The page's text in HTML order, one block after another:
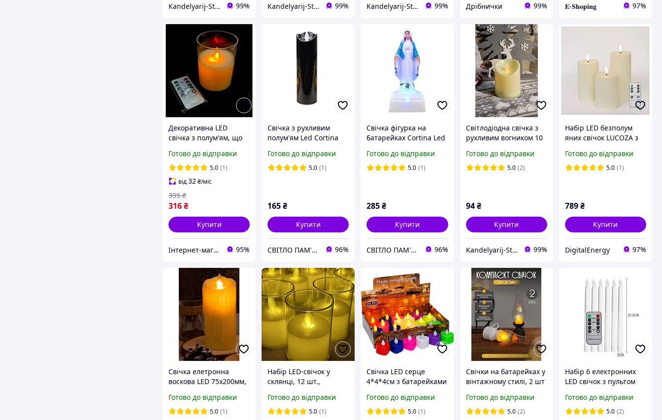
Kandelyarij-Store 99% Kandelyarij-Store 99% Kandelyarij-Store 99% Дрібнички 99% 𝐄-𝐒𝐡𝐨𝐩𝐢𝐧𝐠 97%
Декоративна LED
свічка з полум'ям, що
на пульті управління
Готово до відправки
5.0 (1)
від32₴/міс
316₴
395 ₴
Купити
Інтернет-магазин Megusta 95%
Свічка з рухливим
полум'ям Led Cortina
Готово до відправки
5.0 (1)
165₴
Купити
СВІТЛО ПАМ'ЯТІ 96%
Свічка фігурка на
батарейках Cortina Led
18см
Готово до відправки
5.0 (1)
285₴
Купити
СВІТЛО ПАМ'ЯТІ 96%
Світлодіодна свічка з
рухливим вогником 10
Готово до відправки
5.0 (2)
94 ₴
Купити
Kandelyarij-Store 99%
Набір LED безполум
яних свічок LUCOZA з
шт (10 / 12,5 / 15 см)
Готово до відправки
5.0 (1)
789₴
Купити
DigitalEnergy 97%
Свічка елетронна
воскова LED 75х200мм,
3хАА
Готово до відправки
5.0 (1)
Набір LED-свічок у
склянці, 12 шт.,
справжнього полум я, з
батарейками
Готово до відправки
5.0 (1)
Свічка LED серце
4*4*4см з батарейками
Готово до відправки
5.0 (1)
Свічки на батарейках у
вінтажному стилі, 2 шт
кольору
Готово до відправки
5.0 (2)
Набір 6 електронних
LED свічок з пультом
см з імітацією полум'я
на батарейках SE 0201
Готово до відправки
5.0 (2)